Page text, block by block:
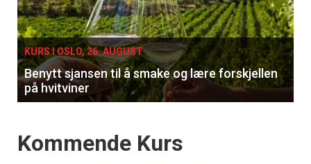
single
KURS I OSLO, 26. AUGUST
Benytt sjansen til å smake og lære forskjellen
på hvitviner
Events
Kommende Kurs